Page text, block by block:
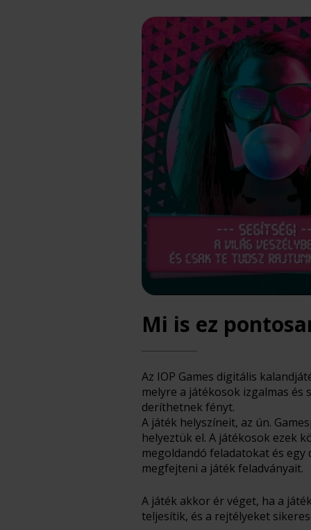
Mi is ez
Az IOP Games digitális
melyre a játékosok izgalmas
deríthetnek fényt.
A játék helyszíneit, az ún.
helyeztük el. A játékosok ezek
megoldandó feladatokat és
megfejteni a játék feladványait.
A játék akkor ér véget, ha a
teljesítik, és a rejtélyeket